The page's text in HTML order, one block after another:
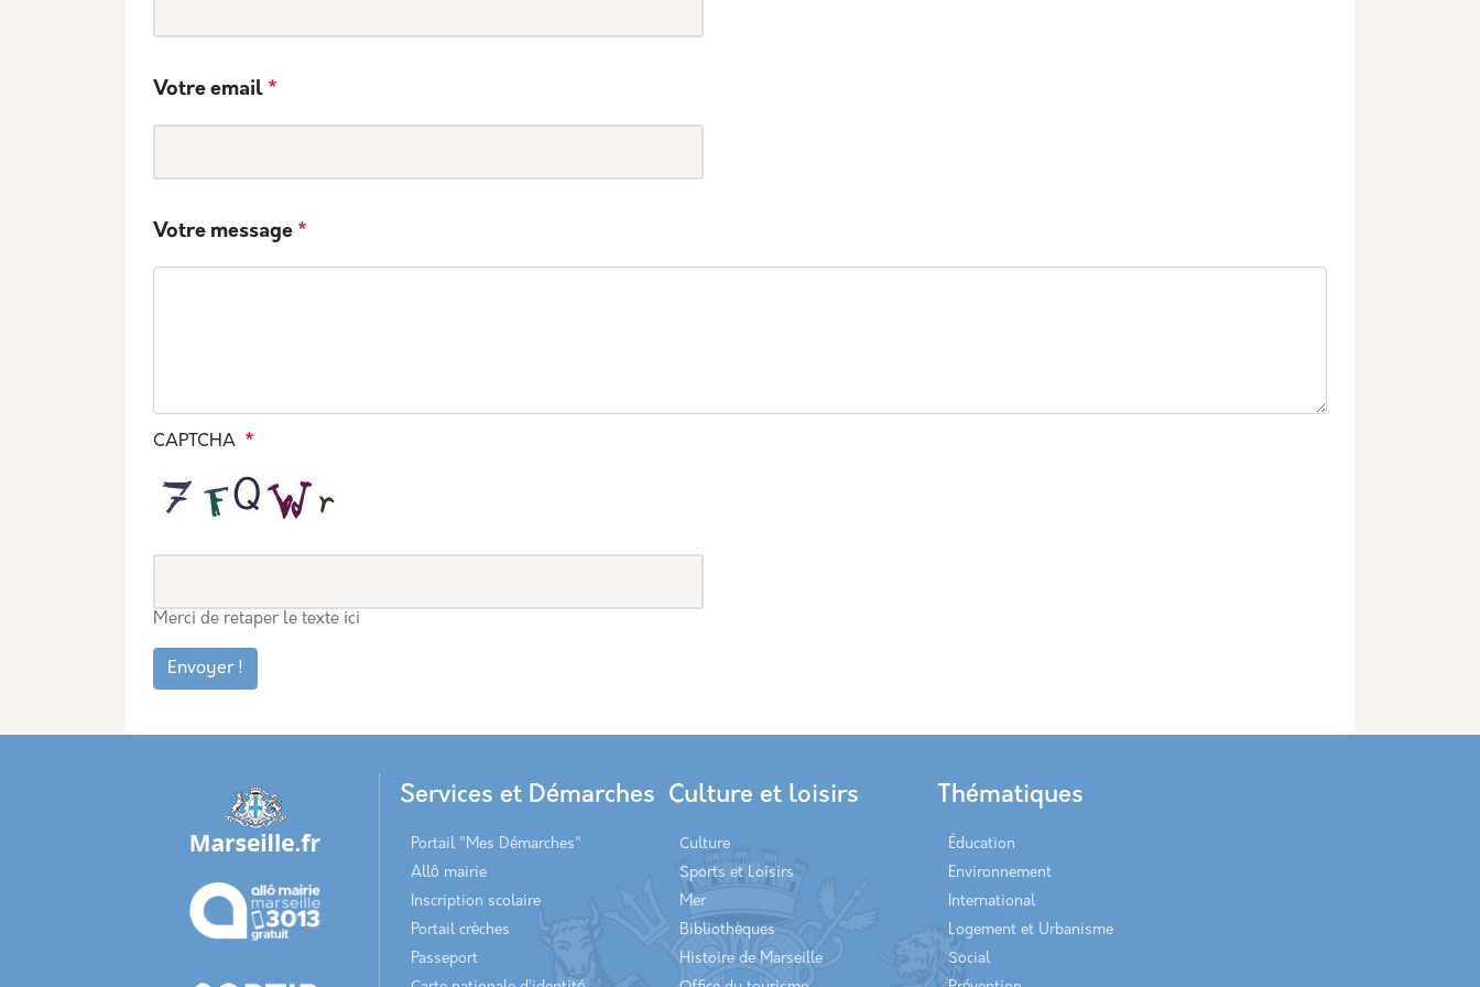
Votre email
Votre message
CAPTCHA
Merci de retaper le texte ici
Envoyer !
Services et Démarches
Portail "Mes Démarches"
Allô mairie
Inscription scolaire
Portail crèches
Passeport
Culture et loisirs
Culture
Sports et Loisirs
Mer
Bibliothèques
Histoire de Marseille
Thématiques
Éducation
Environnement
International
Logement et Urbanisme
Social